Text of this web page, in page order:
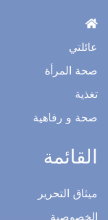
عائلتي
صحة المرأة
تغذية
صحة و رفاهية
القائمة
ميثاق التحرير
الخصوصية